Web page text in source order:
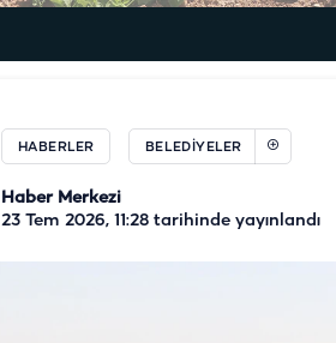
HABERLER BELEDIYELER
Haber Merkezi
23 Tem 2026, 11:28 tarihinde yayınlandı